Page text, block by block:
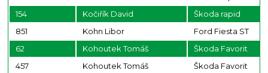
154
Kočiřík David
Škoda rapid
851
Kohn Libor
Ford Fiesta ST
62
Kohoutek Tomáš
Škoda Favorit
457
Kohoutek Tomáš
Škoda Favorit